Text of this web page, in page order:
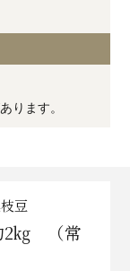
ります。
豆
2㎏ （常